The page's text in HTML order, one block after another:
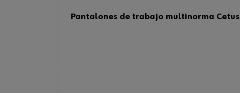
Pantalones de trabajo multinorma Cetus